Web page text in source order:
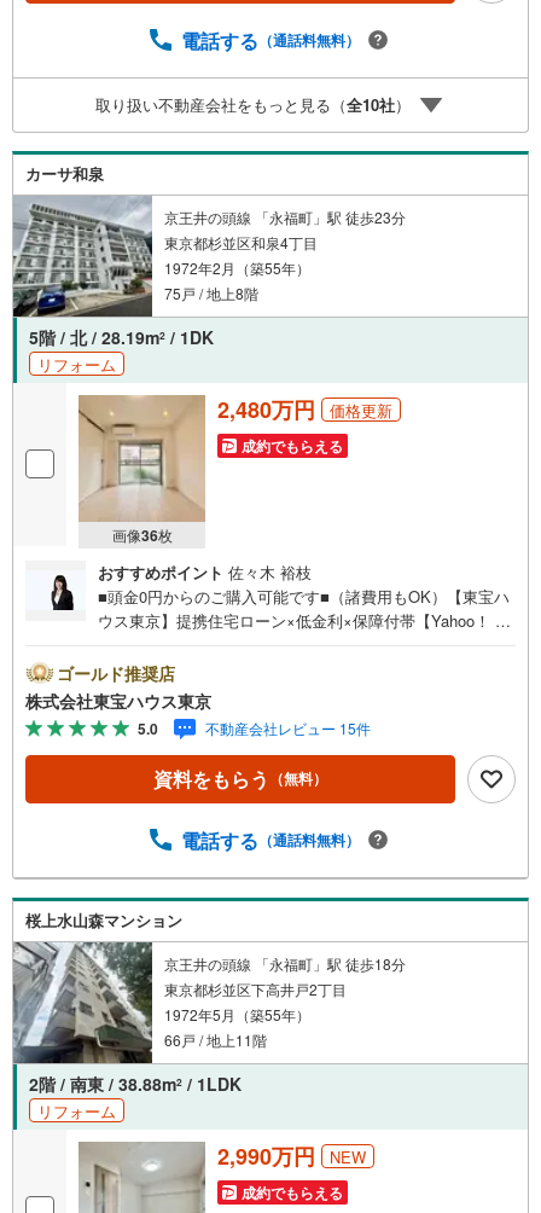
スライトは出金と譲渡はできません。ご案内・詳細な資料
時受け付けております！■頭金0円からのご購入可能です■
（諸費用もOK）お気軽にお問い合わせください。
電話する （通話料無料）
取り扱い不動産会社をもっと見る（全10社）
カーサ和泉
京王井の頭線 「永福町」駅 徒歩23分
東京都杉並区和泉4丁目
1972年2月（築55年）
75戸 / 地上8階
5階 / 北 / 28.19m2 / 1DK
リフォーム
画像36枚
2,480万円 価格更新
成約でもらえる
おすすめポイント 佐々木 裕枝
■頭金0円からのご購入可能です■（諸費用もOK）【東宝ハ
ウス東京】提携住宅ローン×低金利×保障付帯【Yahoo！ 不
ayボーナスライトがもらえる「Yahoo！ 不動産 物件ご成約
キャンペーン」の対象になります。「資料をもらう」「見
学予約をする」ボタンからお問い合わせください。※必ずY
ahoo！ JAPAN IDでログインしてください。※PayPayボー
ナスライトは出金と譲渡はできません。ご案内・詳細な資
料のご請求はお気軽にどうぞ♪お電話でのお問い合わせも
ゴールド推奨店
株式会社東宝ハウス東京
5.0 不動産会社レビュー 15件
資料をもらう （無料）
電話する （通話料無料）
桜上水山森マンション
京王井の頭線 「永福町」駅 徒歩18分
東京都杉並区下高井戸2丁目
1972年5月（築55年）
66戸 / 地上11階
2階 / 南東 / 38.88m2 / 1LDK
リフォーム
2,990万円 NEW
成約でもらえる